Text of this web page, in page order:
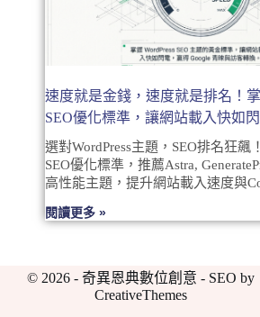
速度就是金錢，速度就是排名！掌
SEO優化標準，讓網站載入快如閃
選對WordPress主題，SEO排名狂飆
SEO優化標準，推薦Astra,
高性能主題，提升網站載入速度與
閱讀更多 »
© 2026 - 奇異恩典數位創意 - SEO by
CreativeThemes